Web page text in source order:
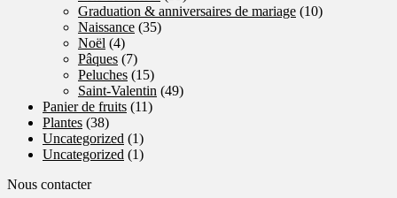
Graduation & anniversaires de mariage (10)
Naissance (35)
Noël (4)
Pâques (7)
Peluches (15)
Saint-Valentin (49)
Panier de fruits (11)
Plantes (38)
Uncategorized (1)
Uncategorized (1)
Nous contacter